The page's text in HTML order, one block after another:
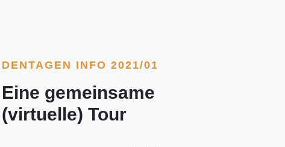
DENTAGEN INFO 2021/01
Eine gemeinsame
(virtuelle) Tour